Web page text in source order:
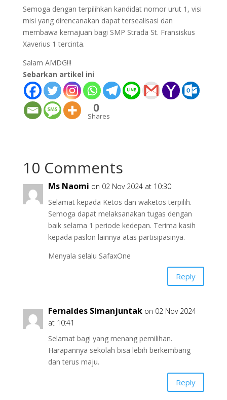
Semoga dengan terpilihkan kandidat nomor urut 1, visi
misi yang direncanakan dapat tersealisasi dan
membawa kemajuan bagi SMP Strada St. Fransiskus
Xaverius 1 tercinta.
Salam AMDG!!!
Sebarkan artikel ini
0
Shares
10 Comments
Ms Naomi on 02 Nov 2024 at 10:30
Selamat kepada Ketos dan waketos terpilih.
Semoga dapat melaksanakan tugas dengan
baik selama 1 periode kedepan. Terima kasih
kepada paslon lainnya atas partisipasinya.
Menyala selalu SafaxOne
Reply
Fernaldes Simanjuntak on 02 Nov 2024
at 10:41
Selamat bagi yang menang pemilihan.
Harapannya sekolah bisa lebih berkembang
dan terus maju.
Reply